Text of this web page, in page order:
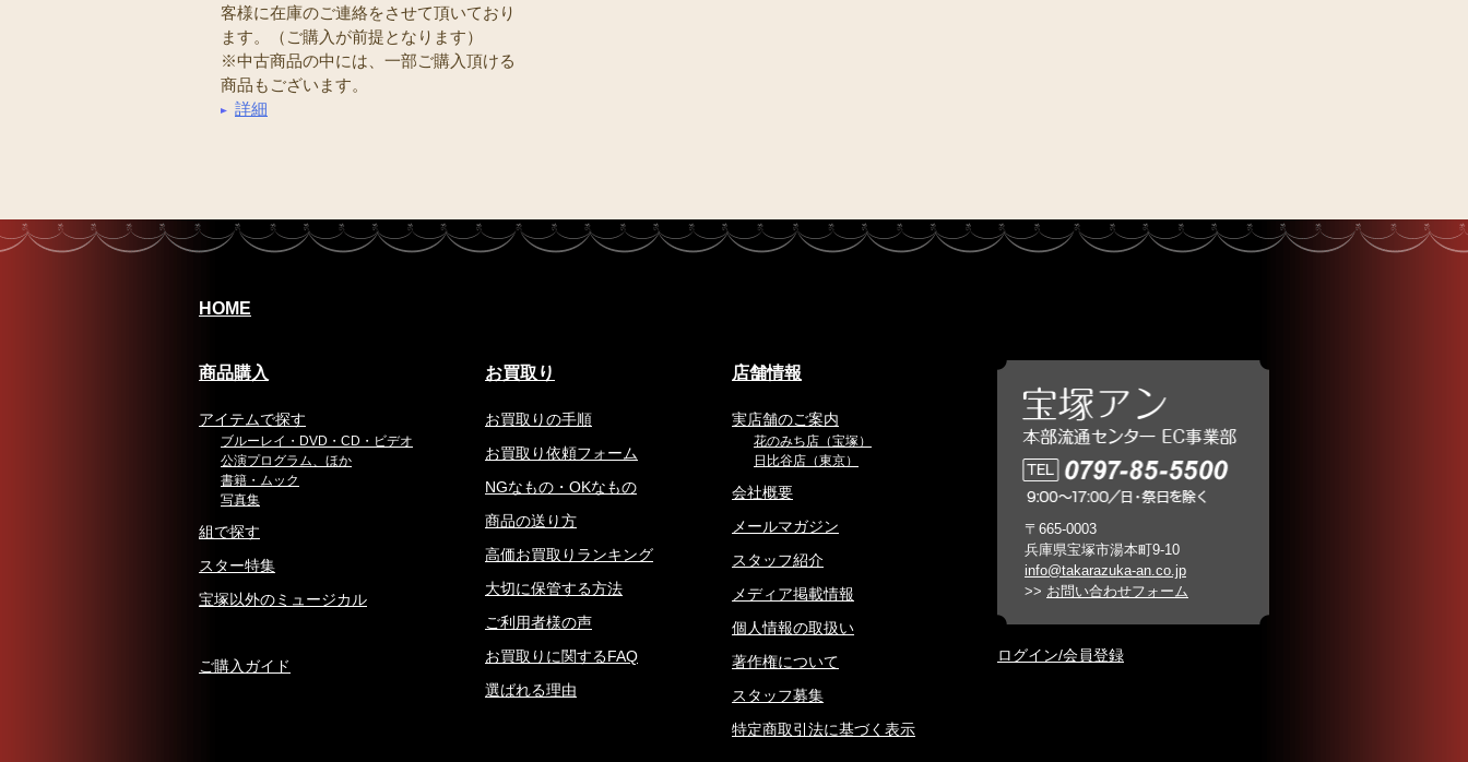
客様に在庫のご連絡をさせて頂いており
ます。（ご購入が前提となります）
※中古商品の中には、一部ご購入頂ける
商品もございます。
詳細
HOME
商品購入
アイテムで探す
ブルーレイ・DVD・CD・ビデオ
公演プログラム、ほか
書籍・ムック
写真集
組で探す
スター特集
宝塚以外のミュージカル
ご購入ガイド
お買取り
お買取りの手順
お買取り依頼フォーム
NGなもの・OKなもの
商品の送り方
高価お買取りランキング
大切に保管する方法
ご利用者様の声
お買取りに関するFAQ
選ばれる理由
店舗情報
実店舗のご案内
花のみち店（宝塚）
日比谷店（東京）
会社概要
メールマガジン
スタッフ紹介
メディア掲載情報
個人情報の取扱い
著作権について
スタッフ募集
特定商取引法に基づく表示
〒665-0003
兵庫県宝塚市湯本町9-10
info@takarazuka-an.co.jp
>> お問い合わせフォーム
ログイン/会員登録